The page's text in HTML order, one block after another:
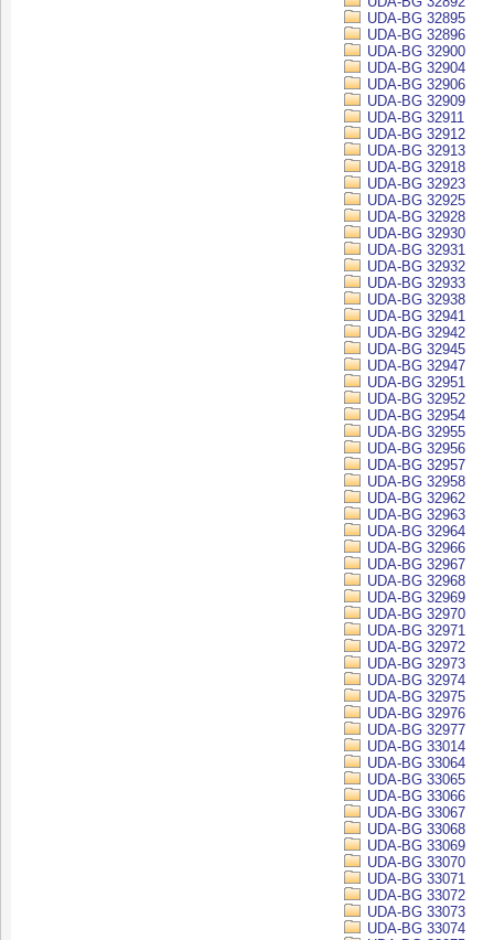
UDA-BG 32895
UDA-BG 32896
UDA-BG 32900
UDA-BG 32904
UDA-BG 32906
UDA-BG 32909
UDA-BG 32911
UDA-BG 32912
UDA-BG 32913
UDA-BG 32918
UDA-BG 32923
UDA-BG 32925
UDA-BG 32928
UDA-BG 32930
UDA-BG 32931
UDA-BG 32932
UDA-BG 32933
UDA-BG 32938
UDA-BG 32941
UDA-BG 32942
UDA-BG 32945
UDA-BG 32947
UDA-BG 32951
UDA-BG 32952
UDA-BG 32954
UDA-BG 32955
UDA-BG 32956
UDA-BG 32957
UDA-BG 32958
UDA-BG 32962
UDA-BG 32963
UDA-BG 32964
UDA-BG 32966
UDA-BG 32967
UDA-BG 32968
UDA-BG 32969
UDA-BG 32970
UDA-BG 32971
UDA-BG 32972
UDA-BG 32973
UDA-BG 32974
UDA-BG 32975
UDA-BG 32976
UDA-BG 32977
UDA-BG 33014
UDA-BG 33064
UDA-BG 33065
UDA-BG 33066
UDA-BG 33067
UDA-BG 33068
UDA-BG 33069
UDA-BG 33070
UDA-BG 33071
UDA-BG 33072
UDA-BG 33073
UDA-BG 33074